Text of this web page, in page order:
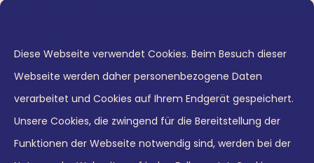
Diese Webseite verwendet Cookies. Beim Besuch dieser
Webseite werden daher personenbezogene Daten
verarbeitet und Cookies auf Ihrem Endgerät gespeichert.
Unsere Cookies, die zwingend für die Bereitstellung der
Funktionen der Webseite notwendig sind, werden bei der